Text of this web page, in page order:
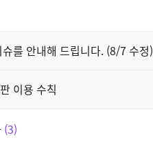
를 안내해 드립니다. (8/7 수정)
이용 수칙
3